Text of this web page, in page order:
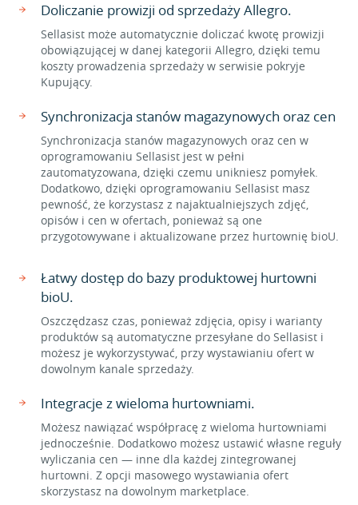
Doliczanie prowizji od sprzedaży Allegro.
Sellasist może automatycznie doliczać kwotę prowizji
obowiązującej w danej kategorii Allegro, dzięki temu
koszty prowadzenia sprzedaży w serwisie pokryje
Kupujący.
Synchronizacja stanów magazynowych oraz cen
Synchronizacja stanów magazynowych oraz cen w
oprogramowaniu Sellasist jest w pełni
zautomatyzowana, dzięki czemu unikniesz pomyłek.
Dodatkowo, dzięki oprogramowaniu Sellasist masz
pewność, że korzystasz z najaktualniejszych zdjęć,
opisów i cen w ofertach, ponieważ są one
przygotowywane i aktualizowane przez hurtownię bioU.
Łatwy dostęp do bazy produktowej hurtowni
bioU.
Oszczędzasz czas, ponieważ zdjęcia, opisy i warianty
produktów są automatyczne przesyłane do Sellasist i
możesz je wykorzystywać, przy wystawianiu ofert w
dowolnym kanale sprzedaży.
Integracje z wieloma hurtowniami.
Możesz nawiązać współpracę z wieloma hurtowniami
jednocześnie. Dodatkowo możesz ustawić własne reguły
wyliczania cen — inne dla każdej zintegrowanej
hurtowni. Z opcji masowego wystawiania ofert
skorzystasz na dowolnym marketplace.